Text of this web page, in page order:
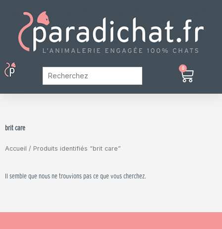
contenu
Menu 0
Panier
brit care
Accueil / Produits identifiés “brit care”
Il semble que nous ne trouvions pas ce que vous cherchez.